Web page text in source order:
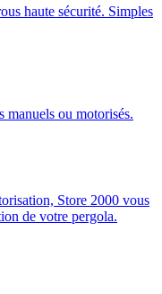
haute sécurité. Simples
manuels ou motorisés.
Store 2000 vous
de votre pergola.